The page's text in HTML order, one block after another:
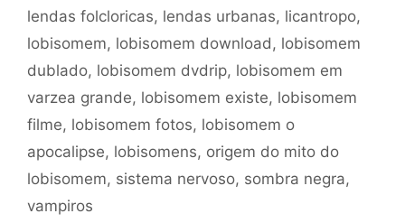
lendas folcloricas, lendas urbanas, licantropo,
lobisomem, lobisomem download, lobisomem
dublado, lobisomem dvdrip, lobisomem em
varzea grande, lobisomem existe, lobisomem
filme, lobisomem fotos, lobisomem o
apocalipse, lobisomens, origem do mito do
lobisomem, sistema nervoso, sombra negra,
vampiros